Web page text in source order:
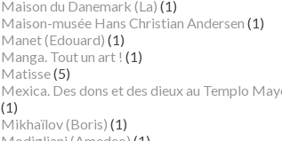
Maison du Danemark (La) (1)
Maison-musée Hans Christian Andersen (1)
Manet (Edouard) (1)
Manga. Tout un art ! (1)
Matisse(5)
Mexica. Des dons et des dieux au Templo
(1)
Mikhaïlov (Boris) (1)